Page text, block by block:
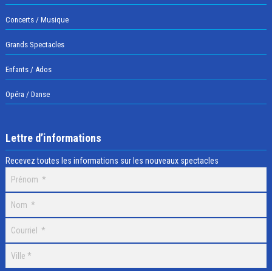
Concerts / Musique
Grands Spectacles
Enfants / Ados
Opéra / Danse
Lettre d’informations
Recevez toutes les informations sur les nouveaux spectacles